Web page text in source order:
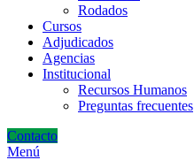
Rodados
Cursos
Adjudicados
Agencias
Institucional
Recursos Humanos
Preguntas frecuentes
Contacto
Menú